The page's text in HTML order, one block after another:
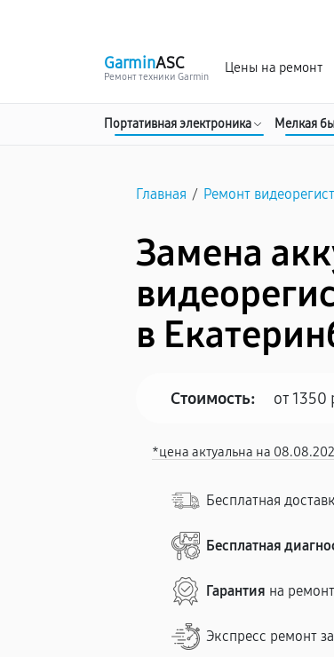
GarminASC
Ремонт техники Garmin
Цены на ремонт
Портативная электроника Мелкая
Главная / Ремонт
Замена
в
Стоимость: от 1350
*цена актуальна на
Бесплатная
Бесплатная
Гарантия на
Экспресс ремонт